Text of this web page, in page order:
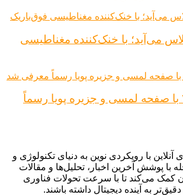
می‌آید؛ با خنک‌کننده مغناطیسی
مک‌بوک پرو ۲۰۲۶ با صفحه لمسی و جزیره پویا رسماً
آنلاین با رویکردی نوین به دنیای تکنولوژی و
با پوشش آخرین اخبار، تحلیل‌ها و مقالات
کمک می‌کند تا با سرعت تحولات فناوری
به آینده دیجیتال داشته باشند.